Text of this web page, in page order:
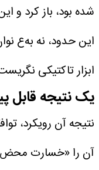
شده بود، باز کرد و
این حدود، نه به‌ع
ابزار تاکتیکی
یک نتیجه
نتیجه آن رویکرد،